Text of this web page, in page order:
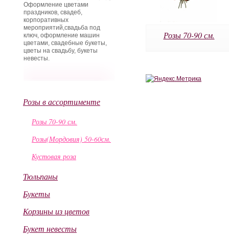
Розы 70-90 см.
Оформление цветами
праздников, свадеб,
корпоративных
мероприятий,свадьба под
ключ, оформление машин
цветами, свадебные букеты,
цветы на свадьбу, букеты
невесты.
Розы в ассортименте
Розы 70-90 см.
Розы(Мордовия) 50-60см.
Кустовая роза
Тюльпаны
Букеты
Корзины из цветов
Букет невесты